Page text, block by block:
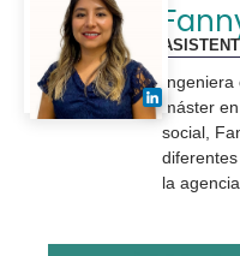
máster
social,
la